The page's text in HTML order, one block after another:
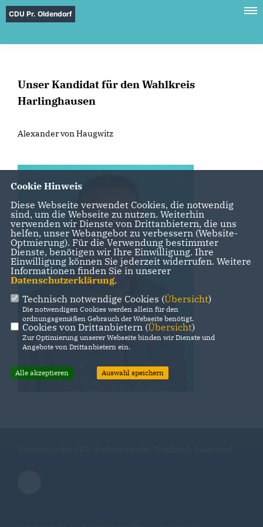
CDU Pr. Oldendorf
Unser Kandidat für den Wahlkreis
Harlinghausen
Alexander von Haugwitz
Cookie Hinweis
Diese Webseite verwendet Cookies, die notwendig
sind, um die Webseite zu nutzen. Weiterhin
verwenden wir Dienste von Drittanbietern, die uns
helfen, unser Webangebot zu verbessern (Website-
Optmierung). Für die Verwendung bestimmter
Dienste, benötigen wir Ihre Einwilligung. Ihre
Einwilligung können Sie jederzeit widerrufen. Weitere
Informationen finden Sie in unserer
Datenschutzerklärung.
Technisch notwendige Cookies (Übersicht)
Die notwendigen Cookies werden allein für den
ordnungsgemäßen Gebrauch der Webseite benötigt.
Cookies von Drittanbietern (Übersicht)
Zur Optimierung unserer Webseite binden wir Dienste und
Angebote von Drittanbietern ein.
Alle akzeptieren Auswahl speichern